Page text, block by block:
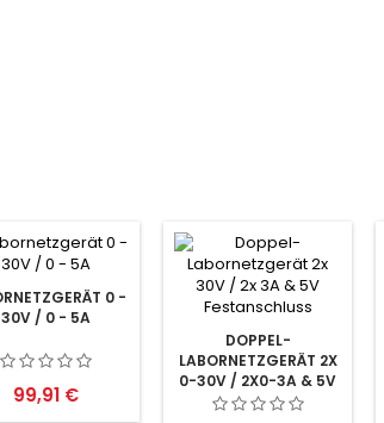
0 -
30V / 0 - 5A
Preis
99,91 €
DOPPEL-
LABORNETZGERÄT 2X
0-30V / 2X0-3A & 5V
FEST